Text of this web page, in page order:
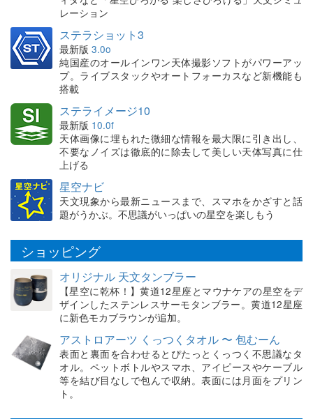
レーション
ステラショット3
最新版 3.0o
純国産のオールインワン天体撮影ソフトがパワーアッ
プ。ライブスタックやオートフォーカスなど新機能も
搭載
ステライメージ10
最新版 10.0f
天体画像に埋もれた微細な情報を最大限に引き出し、
不要なノイズは徹底的に除去して美しい天体写真に仕
上げる
星空ナビ
天文現象から最新ニュースまで、スマホをかざすと話
題がうかぶ。不思議がいっぱいの星空を楽しもう
ショッピング
オリジナル 天文タンブラー
【星空に乾杯！】黄道12星座とマウナケアの星空をデ
ザインしたステンレスサーモタンブラー。黄道12星座
に新色モカブラウンが追加。
アストロアーツ くっつくタオル 〜 包むーん
表面と裏面を合わせるとぴたっとくっつく不思議なタ
オル。ペットボトルやスマホ、アイピースやケーブル
等を結び目なしで包んで収納。表面には月面をプリン
ト。